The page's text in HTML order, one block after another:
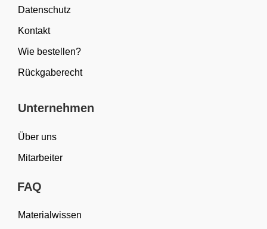
Datenschutz
Kontakt
Wie bestellen?
Rückgaberecht
Unternehmen
Über uns
Mitarbeiter
FAQ
Materialwissen